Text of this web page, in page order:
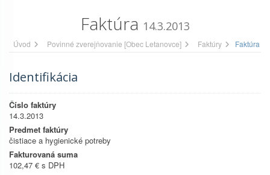
Faktúra 14.3.2013
Úvod Povinné zverejňovanie [Obec Letanovce] Faktúry Faktúra
Identifikácia
Číslo faktúry
14.3.2013
Predmet faktúry
čistiace a hygienické potreby
Fakturovaná suma
102,47 € s DPH